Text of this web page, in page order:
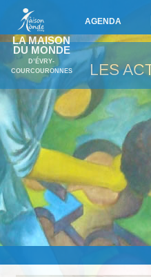
LA MAISON
DU MONDE
D’ÉVRY-
COURCOURONNES
AGENDA
LES